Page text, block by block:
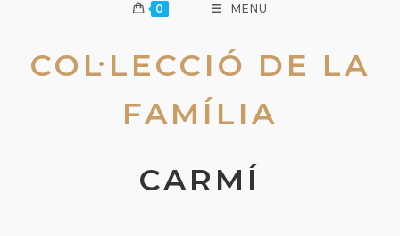
0 MENU
COL·LECCIÓ DE LA
FAMÍLIA
CARMÍ